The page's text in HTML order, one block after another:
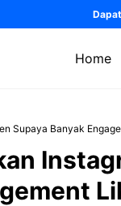
Home
Supaya Banyak